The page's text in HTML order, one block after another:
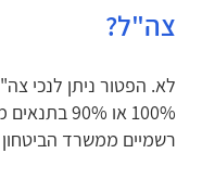
צה"ל?
לא. הפטור ניתן לנכי
100% או
רשמיים ממשרד